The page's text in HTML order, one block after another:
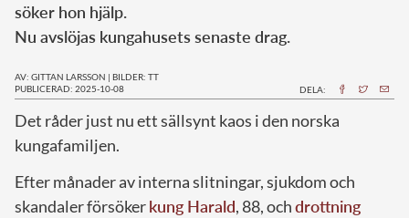
söker hon hjälp.
Nu avslöjas kungahusets senaste drag.
AV: GITTAN LARSSON | BILDER: TT
PUBLICERAD: 2025-10-08
DELA:
Det råder just nu ett sällsynt kaos i den norska
kungafamiljen.
Efter månader av interna slitningar, sjukdom och
skandaler försökerkung Harald, 88, ochdrottning